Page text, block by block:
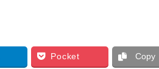
Pocket Copy